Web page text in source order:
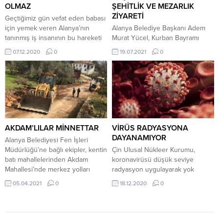
Selman Cebeci, Mustafa Kemal
Kahya, Feyzullah Uludağ, Rukiye
Okşar,...
toplantımıza hepiniz hoşgeldiniz.
Öncelikle günün...
OLMAZ
Geçtiğimiz gün vefat eden babası
için yemek veren Alanya’nın
tanınmış iş insanının bu hareketi
pes artık dedirtti. Devletin bütün
kurumları pandemi için canla
başla çalışırken taziye yemeğinde
ki bu sorumsuzluk bu kadar da
olmaz diye isyan ettirdi. Alanya’da
onlarca insan koronavirüs den
hayatını kaybettiği, Alanya’nın ileri
gelen aileleri bu yüzden...
07.12.2020 0
ŞEHİTLİK VE MEZARLIK
ZİYARETİ
Alanya Belediye Başkanı Adem
Murat Yücel, Kurban Bayramı
arifesinde Kimsesizler Mezarlığını
ve Garnizon Şehitliğini ziyaret etti.
Başkan Yücel, şehitler için dua
edip, çicek dikti. Başkan Yücel,
kabir ziyareti yapan vatandaşlara
da çiçek dağıtıp, onlarla sohbet
etti. Alanya Müftülüsü İhsan İlhan,
Alanya Belediyesi Park ve
Bahçeler Müdürü Nazmi Uyar ve
Alanya...
19.07.2021 0
AKDAM’LILAR MİNNETTAR
Alanya Belediyesi Fen İşleri
Müdürlüğü’ne bağlı ekipler, kentin
batı mahallelerinden Akdam
Mahallesi’nde merkez yolları
genişletilerek asfaltladı. Alanya
Belediyesi, doğudan batıya
05.04.2021 0
VİRÜS RADYASYONA
DAYANAMIYOR
Çin Ulusal Nükleer Kurumu,
koronavirüsü düşük seviye
radyasyon uygulayarak yok
etmeye hazırlanıyor. Çin, dünyayı
sarsan koronavirüsle mücadele
18.12.2020 0